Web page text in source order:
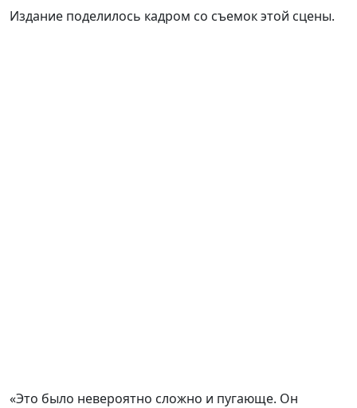
Издание поделилось кадром со съемок этой сцены.
«Это было невероятно сложно и пугающе. Он